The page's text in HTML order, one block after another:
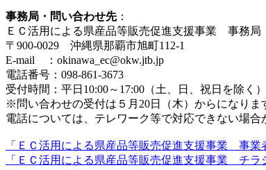
事務局・問い合わせ先：
ＥＣ活用による県産品等販売促進支援事業 事務局
〒900-0029 沖縄県那覇市旭町112-1
E-mail ：okinawa_ec@okw.jtb.jp
電話番号：098-861-3673
受付時間：平日10:00～17:00（土、日、祝日を除く）
※問い合わせの受付は５月20日（木）からになりま
電話については、テレワーク等で対応できない場
「ＥＣ活用による県産品等販売促進支援事業 事業
「ＥＣ活用による県産品等販売促進支援事業 チラ